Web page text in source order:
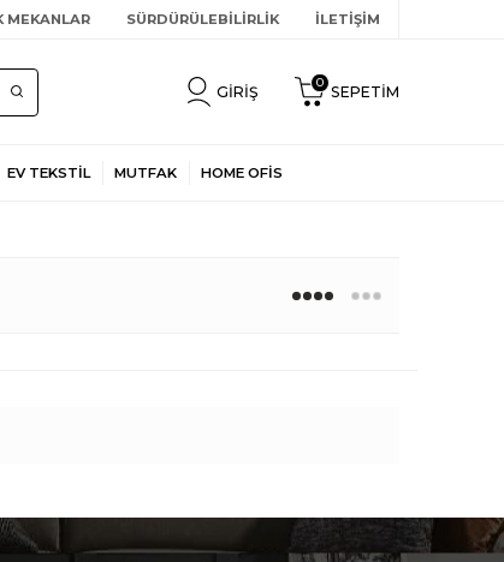
MEKANLAR SÜRDÜRÜLEBİLİRLİK İLETİŞİM
GIRIŞ 0 SEPETIM
EV TEKSTİL MUTFAK HOME OFİS